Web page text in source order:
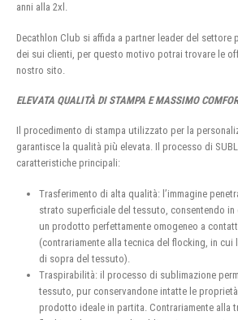
anni alla 2xl.
Decathlon Club si affida a partner leader del settore
dei sui clienti, per questo motivo potrai trovare le
nostro sito.
ELEVATA QUALITÀ DI STAMPA E MASSIMO
Il procedimento di stampa utilizzato per la
garantisce la qualità più elevata. Il processo di
caratteristiche principali:
Trasferimento di alta qualità: l’immagine
strato superficiale del tessuto, consentendo
un prodotto perfettamente omogeneo a
(contrariamente alla tecnica del flocking, in cui
di sopra del tessuto).
Traspirabilità: il processo di sublimazione
tessuto, pur conservandone intatte le
prodotto ideale in partita. Contrariamente alla